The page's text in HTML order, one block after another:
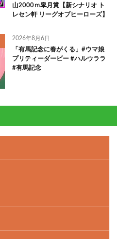
山2000ｍ皐月賞【新シナリオ ト
レセン軒 リーグオブヒーローズ】
2026年8月6日
「有馬記念に春がくる」#ウマ娘
プリティーダービー #ハルウララ
#有馬記念